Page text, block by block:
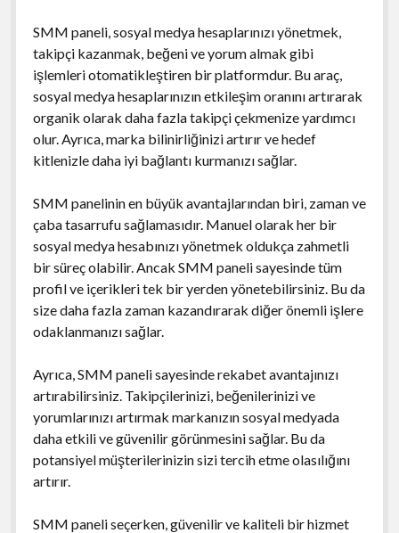
SMM paneli, sosyal medya hesaplarınızı yönetmek,
takipçi kazanmak, beğeni ve yorum almak gibi
işlemleri otomatikleştiren bir platformdur. Bu araç,
sosyal medya hesaplarınızın etkileşim oranını artırarak
organik olarak daha fazla takipçi çekmenize yardımcı
olur. Ayrıca, marka bilinirliğinizi artırır ve hedef
kitlenizle daha iyi bağlantı kurmanızı sağlar.
SMM panelinin en büyük avantajlarından biri, zaman ve
çaba tasarrufu sağlamasıdır. Manuel olarak her bir
sosyal medya hesabınızı yönetmek oldukça zahmetli
bir süreç olabilir. Ancak SMM paneli sayesinde tüm
profil ve içerikleri tek bir yerden yönetebilirsiniz. Bu da
size daha fazla zaman kazandırarak diğer önemli işlere
odaklanmanızı sağlar.
Ayrıca, SMM paneli sayesinde rekabet avantajınızı
artırabilirsiniz. Takipçilerinizi, beğenilerinizi ve
yorumlarınızı artırmak markanızın sosyal medyada
daha etkili ve güvenilir görünmesini sağlar. Bu da
potansiyel müşterilerinizin sizi tercih etme olasılığını
artırır.
SMM paneli seçerken, güvenilir ve kaliteli bir hizmet